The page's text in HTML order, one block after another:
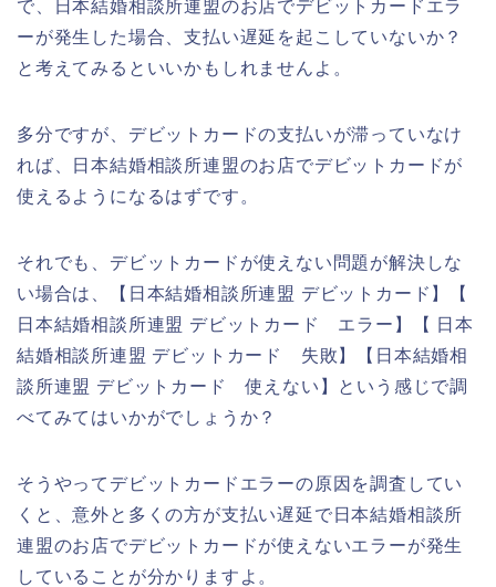
で、日本結婚相談所連盟のお店でデビットカードエラ
ーが発生した場合、支払い遅延を起こしていないか？
と考えてみるといいかもしれませんよ。
多分ですが、デビットカードの支払いが滞っていなけ
れば、日本結婚相談所連盟のお店でデビットカードが
使えるようになるはずです。
それでも、デビットカードが使えない問題が解決しな
い場合は、【日本結婚相談所連盟 デビットカード】【
日本結婚相談所連盟 デビットカード エラー】【 日本
結婚相談所連盟 デビットカード 失敗】【日本結婚相
談所連盟 デビットカード 使えない】という感じで調
べてみてはいかがでしょうか？
そうやってデビットカードエラーの原因を調査してい
くと、意外と多くの方が支払い遅延で日本結婚相談所
連盟のお店でデビットカードが使えないエラーが発生
していることが分かりますよ。